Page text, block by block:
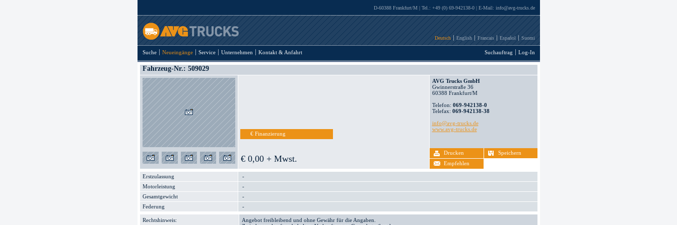
D-60388 Frankfurt/M | Tel.: +49 (0) 69-942138-0 | E-Mail: info@avg-trucks.de
Deutsch English Francais Español Suomi
Suche Neueingänge Service Unternehmen Kontakt & Anfahrt Suchauftrag Log-In
Fahrzeug-Nr.: 509029
€ Finanzierung
€ 0,00 + Mwst.
AVG Trucks GmbH
Gwinnerstraße 36
60388 Frankfurt/M
Telefon: 069-942138-0
Telefax: 069-942138-38
info@avg-trucks.de
www.avg-trucks.de
Drucken
Speichern
Empfehlen
Erstzulassung
-
Motorleistung
-
Gesamtgewicht
-
Federung
-
Rechtshinweis:
Angebot freibleibend und ohne Gewähr für die Angaben.